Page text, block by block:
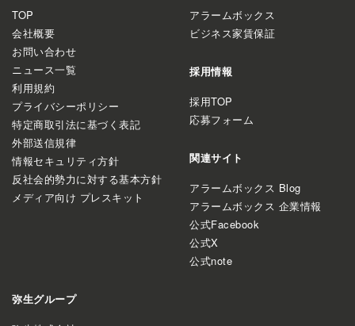
TOP
会社概要
お問い合わせ
ニュース一覧
利用規約
プライバシーポリシー
特定商取引法に基づく表記
外部送信規律
情報セキュリティ方針
反社会的勢力に対する基本方針
メディア向け プレスキット
アラームボックス
ビジネス家賃保証
採用情報
採用TOP
応募フォーム
関連サイト
アラームボックス Blog
アラームボックス 企業情報
公式Facebook
公式X
公式note
弥生グループ